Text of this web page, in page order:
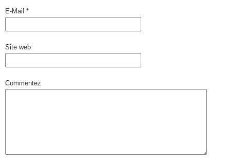
E-Mail *
Site web
Commentez